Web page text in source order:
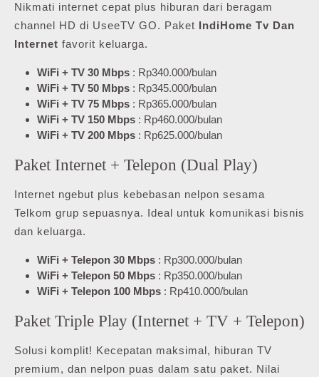
Nikmati internet cepat plus hiburan dari beragam
channel HD di UseeTV GO. Paket IndiHome Tv Dan
Internet favorit keluarga.
WiFi + TV 30 Mbps : Rp340.000/bulan
WiFi + TV 50 Mbps : Rp345.000/bulan
WiFi + TV 75 Mbps : Rp365.000/bulan
WiFi + TV 150 Mbps : Rp460.000/bulan
WiFi + TV 200 Mbps : Rp625.000/bulan
Paket Internet + Telepon (Dual Play)
Internet ngebut plus kebebasan nelpon sesama
Telkom grup sepuasnya. Ideal untuk komunikasi bisnis
dan keluarga.
WiFi + Telepon 30 Mbps : Rp300.000/bulan
WiFi + Telepon 50 Mbps : Rp350.000/bulan
WiFi + Telepon 100 Mbps : Rp410.000/bulan
Paket Triple Play (Internet + TV + Telepon)
Solusi komplit! Kecepatan maksimal, hiburan TV
premium, dan nelpon puas dalam satu paket. Nilai